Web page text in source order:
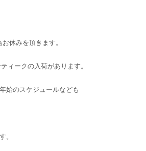
休みを頂きます。
ィークの入荷があります。
始のスケジュールなども
。